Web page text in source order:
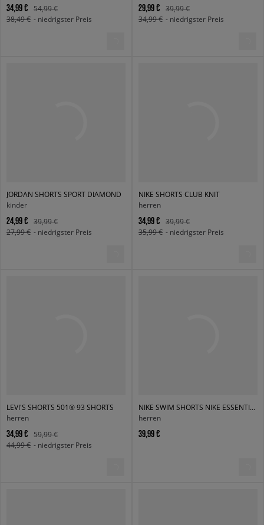
34,99 €
54,99 €
38,49 € - niedrigster Preis
29,99 €
39,99 €
34,99 € - niedrigster Preis
JORDAN SHORTS SPORT DIAMOND
kinder
24,99 €
39,99 €
27,99 € - niedrigster Preis
NIKE SHORTS CLUB KNIT
herren
34,99 €
39,99 €
35,99 € - niedrigster Preis
LEVI'S SHORTS 501® 93 SHORTS
herren
34,99 €
59,99 €
44,99 € - niedrigster Preis
NIKE SWIM SHORTS NIKE ESSENTIAL 5" SHORTS
herren
39,99 €